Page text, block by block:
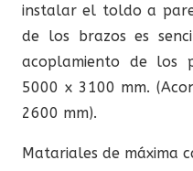
instalar el toldo a
de los brazos es
acoplamiento de los
5000 x 3100 mm.
2600 mm).
Matariales de máxima